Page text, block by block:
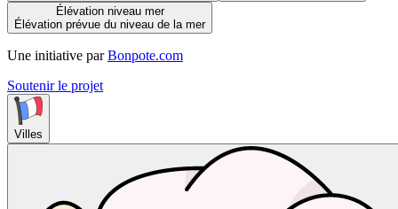
Élévation niveau mer
Élévation prévue du niveau de la mer
Une initiative par Bonpote.com
Soutenir le projet
Villes